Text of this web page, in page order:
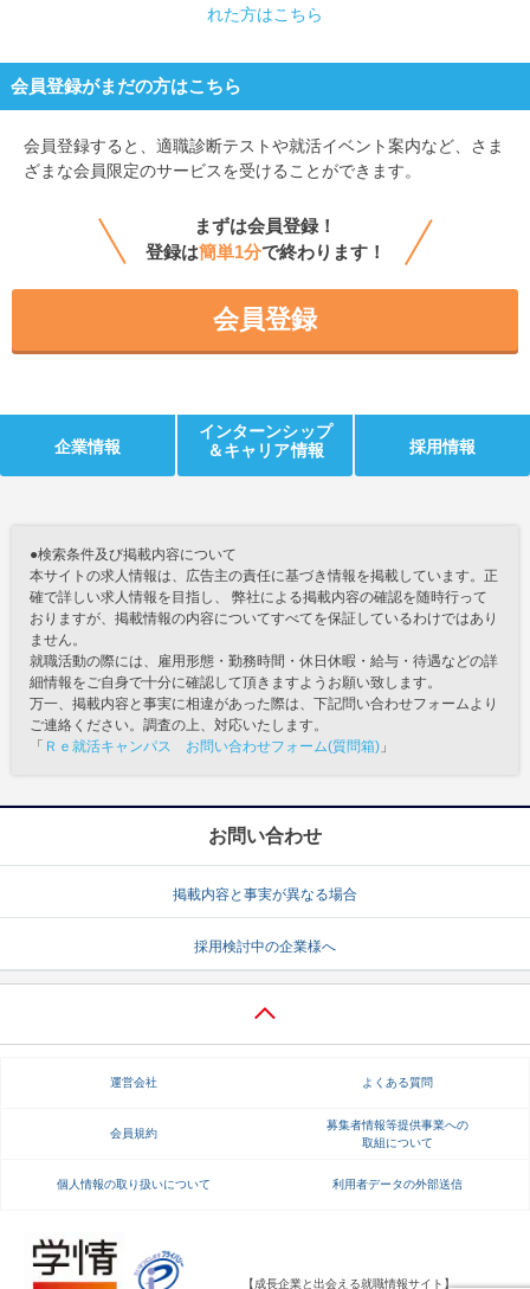
れた方はこちら
会員登録がまだの方はこちら
会員登録すると、 適職診断テストや就活イベント案内など、さま
ざまな会員限定のサービスを受けることができます。
まずは会員登録！
登録は簡単1分で終わります！
会員登録
企業情報
インターンシップ
＆キャリア情報
採用情報
●検索条件及び掲載内容について
本サイトの求人情報は、広告主の責任に基づき情報を掲載しています。正
確で詳しい求人情報を目指し、 弊社による掲載内容の確認を随時行って
おりますが、掲載情報の内容についてすべてを保証しているわけではあり
ません。
就職活動の際には、雇用形態・勤務時間・休日休暇・給与・待遇などの詳
細情報をご自身で十分に確認して頂きますようお願い致します。
万一、掲載内容と事実に相違があった際は、下記問い合わせフォームより
ご連絡ください。調査の上、対応いたします。
「 Ｒｅ就活キャンパス お問い合わせフォーム(質問箱) 」
お問い合わせ
掲載内容と事実が異なる場合
採用検討中の企業様へ
運営会社 よくある質問
会員規約
募集者情報等提供事業への
取組について
個人情報の取り扱いについて 利用者データの外部送信
【成長企業と出会える就職情報サイト】